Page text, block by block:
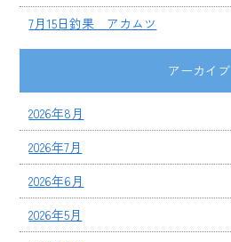
7月15日釣果 アカムツ
アーカイブ
2026年8月
2026年7月
2026年6月
2026年5月